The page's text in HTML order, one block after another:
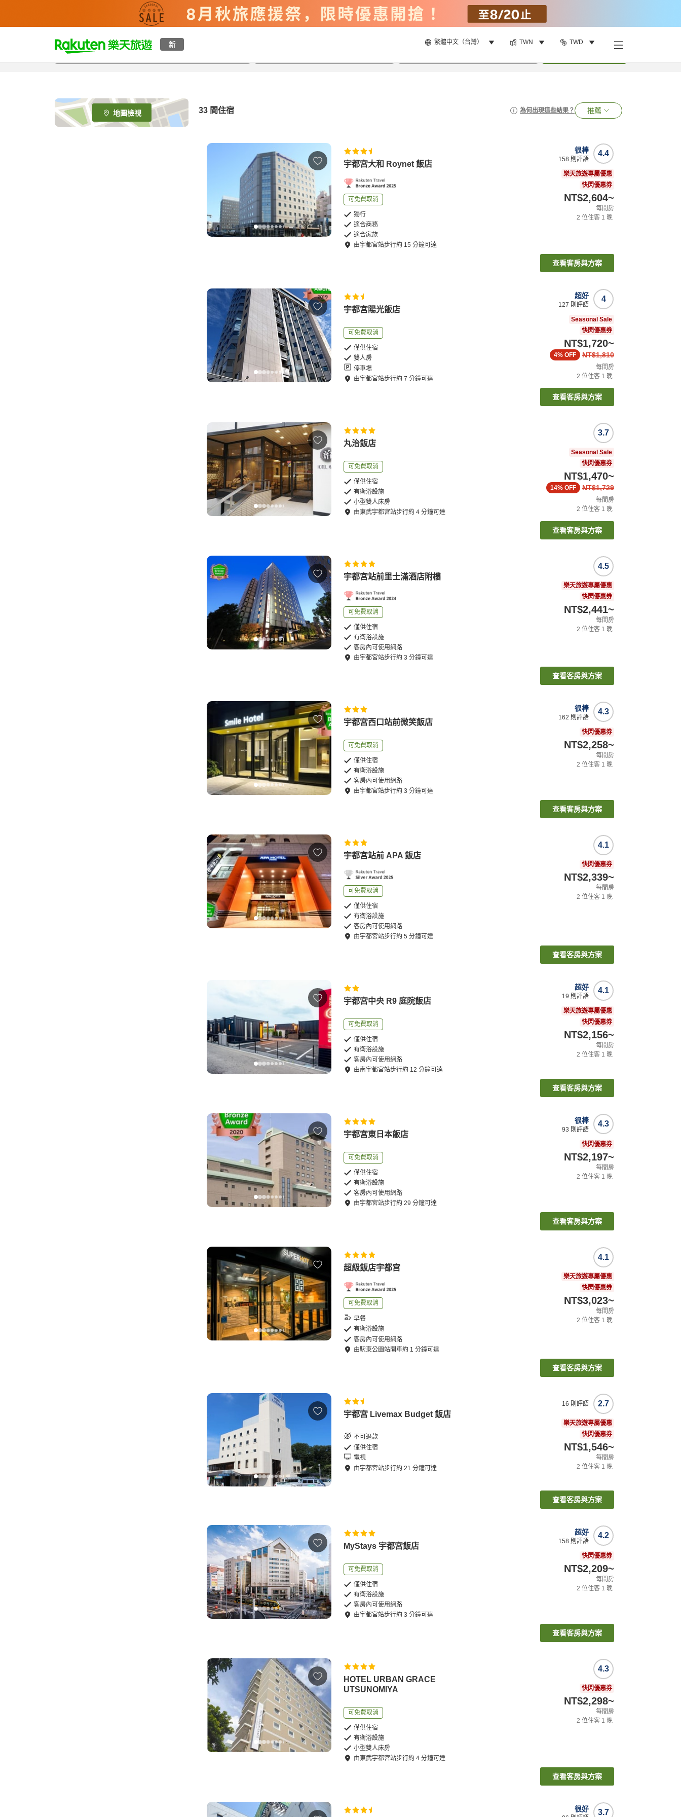
新 繁體中文（台灣） TWN TWD
t
p
e
_
s
地圖檢視 33 間住宿 為何出現這些結果？ 推薦
宇都宮大和 Roynet 飯店
可免費取消
獨行
適合商務
適合家族
由宇都宮站步行約 15 分鐘可達
4.4
很棒
158 則評語
樂天旅遊專屬優惠
快閃優惠券
NT$2,604~
每間房
2 位住客 1 晚
查看客房與方案
宇都宮陽光飯店
可免費取消
僅供住宿
雙人房
停車場
由宇都宮站步行約7 分鐘可達
4
超好
127 則評語
Seasonal Sale
快閃優惠券
NT$1,720~
NT$1,810
4% OFF
每間房
2 位住客 1 晚
查看客房與方案
丸治飯店
可免費取消
僅供住宿
有衛浴設施
小型雙人床房
由東武宇都宮站步行約4 分鐘可達
3.7
Seasonal Sale
快閃優惠券
NT$1,470~
NT$1,729
14% OFF
每間房
2 位住客 1 晚
查看客房與方案
宇都宮站前里士滿酒店附樓
可免費取消
僅供住宿
有衛浴設施
客房內可使用網路
由宇都宮站步行約3 分鐘可達
4.5
樂天旅遊專屬優惠
快閃優惠券
NT$2,441~
每間房
2 位住客 1 晚
查看客房與方案
宇都宮西口站前微笑飯店
可免費取消
僅供住宿
有衛浴設施
客房內可使用網路
由宇都宮站步行約3 分鐘可達
4.3
很棒
162 則評語
快閃優惠券
NT$2,258~
每間房
2 位住客 1 晚
查看客房與方案
宇都宮站前 APA 飯店
可免費取消
僅供住宿
有衛浴設施
客房內可使用網路
由宇都宮站步行約5 分鐘可達
4.1
快閃優惠券
NT$2,339~
每間房
2 位住客 1 晚
查看客房與方案
宇都宮中央 R9 庭院飯店
可免費取消
僅供住宿
有衛浴設施
客房內可使用網路
由南宇都宮站步行約 12 分鐘可達
4.1
超好
19 則評語
樂天旅遊專屬優惠
快閃優惠券
NT$2,156~
每間房
2 位住客 1 晚
查看客房與方案
宇都宮東日本飯店
可免費取消
僅供住宿
有衛浴設施
客房內可使用網路
由宇都宮站步行約29 分鐘可達
4.3
很棒
93 則評語
快閃優惠券
NT$2,197~
每間房
2 位住客 1 晚
查看客房與方案
超級飯店宇都宫
可免費取消
早餐
有衛浴設施
客房內可使用網路
由駅東公園站開車約 1 分鐘可達
4.1
樂天旅遊專屬優惠
快閃優惠券
NT$3,023~
每間房
2 位住客 1 晚
查看客房與方案
宇都宮 Livemax Budget 飯店
不可退款
僅供住宿
電視
由宇都宮站步行約21 分鐘可達
2.7
16 則評語
樂天旅遊專屬優惠
快閃優惠券
NT$1,546~
每間房
2 位住客 1 晚
查看客房與方案
MyStays 宇都宮飯店
可免費取消
僅供住宿
有衛浴設施
客房內可使用網路
由宇都宮站步行約3 分鐘可達
4.2
超好
158 則評語
快閃優惠券
NT$2,209~
每間房
2 位住客 1 晚
查看客房與方案
HOTEL URBAN GRACE
UTSUNOMIYA
可免費取消
僅供住宿
有衛浴設施
小型雙人床房
由東武宇都宮站步行約4 分鐘可達
4.3
快閃優惠券
NT$2,298~
每間房
2 位住客 1 晚
查看客房與方案
3.7
很好